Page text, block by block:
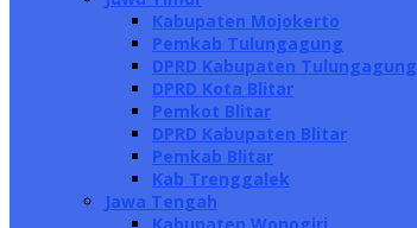
Kabupaten Mojokerto
Pemkab Tulungagung
DPRD Kabupaten Tulungagung
DPRD Kota Blitar
Pemkot Blitar
DPRD Kabupaten Blitar
Pemkab Blitar
Kab Trenggalek
Jawa Tengah